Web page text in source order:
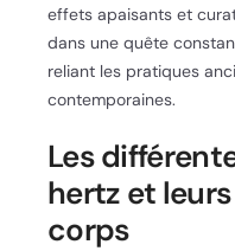
effets apaisants et
dans une quête
reliant les pratiques
contemporaines.
Les
hertz et
corps